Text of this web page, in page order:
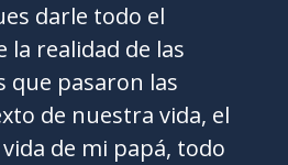
darle todo el
la realidad de las
que pasaron las
de nuestra vida, el
de mi papá, todo